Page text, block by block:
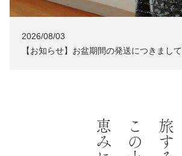
NEWS
2026/08/03
【お知らせ】お盆期間の発送につきまして